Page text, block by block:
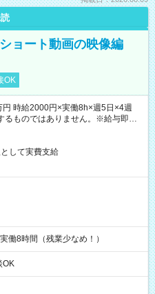
ョート動画の映像編
OK
時給2000円×実働8h×週5日×4週
ものではありません。※給与即受
件有）
して実費支給
働8時間（残業少なめ！）